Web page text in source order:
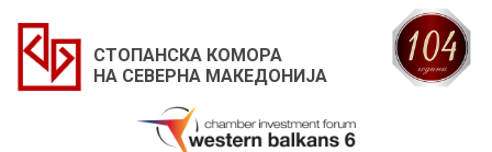
СТОПАНСКА КОМОРА
НА СЕВЕРНА МАКЕДОНИЈА